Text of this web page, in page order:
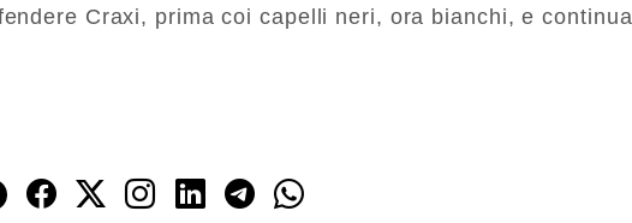
Craxi, prima coi capelli neri, ora bianchi, e